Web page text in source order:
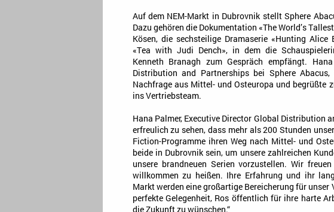
Auf dem NEM-Markt in Dubrovnik stellt Sphere
Dazu gehören die Dokumentation «The World’s
Kösen, die sechsteilige Dramaserie «Hunting
«Tea with Judi Dench», in dem die
Kenneth Branagh zum Gespräch empfängt.
Distribution and Partnerships bei Sphere
Nachfrage aus Mittel- und Osteuropa und begrüßte
ins Vertriebsteam.
Hana Palmer, Executive Director Global Distribution
erfreulich zu sehen, dass mehr als 200 Stunden
Fiction-Programme ihren Weg nach Mittel- und
beide in Dubrovnik sein, um unsere zahlreichen
unsere brandneuen Serien vorzustellen. Wir
willkommen zu heißen. Ihre Erfahrung und ihr
Markt werden eine großartige Bereicherung für
perfekte Gelegenheit, Ros öffentlich für ihre harte
die Zukunft zu wünschen.“